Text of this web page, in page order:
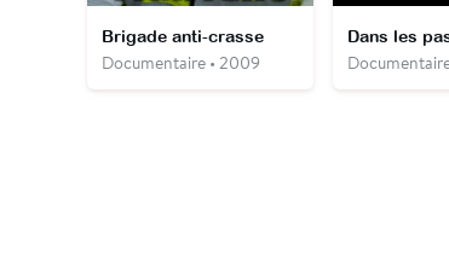
Brigade anti-crasse
Documentaire • 2009